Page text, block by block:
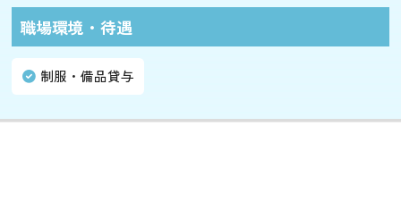
職場環境・待遇
制服・備品貸与